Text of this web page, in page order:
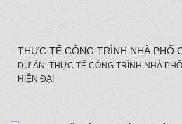
THỰC TẾ CÔNG TRÌNH NHÀ PHỐ
DỰ ÁN: THỰC TẾ CÔNG TRÌNH NHÀ
HIỆN ĐẠI